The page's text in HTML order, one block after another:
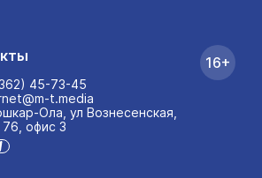
45-73-45
t.media
ул Вознесенская,
офис 3
16+